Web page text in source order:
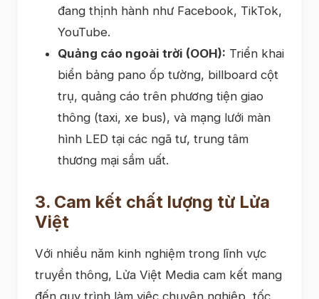
đang thịnh hành như Facebook, TikTok,
YouTube.
Quảng cáo ngoài trời (OOH): Triển khai
biển bảng pano ốp tường, billboard cột
trụ, quảng cáo trên phương tiện giao
thông (taxi, xe bus), và mạng lưới màn
hình LED tại các ngã tư, trung tâm
thương mại sầm uất.
3. Cam kết chất lượng từ Lửa
Việt
Với nhiều năm kinh nghiệm trong lĩnh vực
truyền thông, Lửa Việt Media cam kết mang
đến quy trình làm việc chuyên nghiệp, tốc